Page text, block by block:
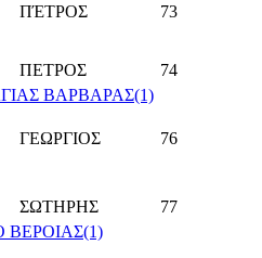
ΠΈΤΡΟΣ
73
ΠΕΤΡΟΣ
74
ΒΑΡΒΑΡΑΣ(1)
ΓΕΩΡΓΙΟΣ 76
ΣΩΤΗΡΗΣ
77
ΒΕΡΟΙΑΣ(1)